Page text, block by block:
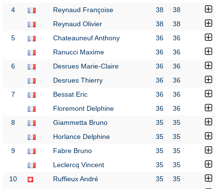
4
Reynaud Françoise 38
38
Reynaud Olivier
38
38
5
Chateauneuf Anthony 36
36
Ranucci Maxime
36
36
6
Desrues Marie-Claire 36
36
Desrues Thierry
36
36
7
Bessat Eric 36
36
Floremont Delphine
36
36
8
Giammetta Bruno 35
35
Horlance Delphine
35
35
9
Fabre Bruno 35
35
Leclercq Vincent
35
35
10
Ruffieux André 35
35